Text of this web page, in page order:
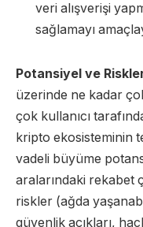
veri alışverişi
sağlamayı
Potansiyel ve
üzerinde ne kadar
çok kullanıcı
kripto ekosisteminin
vadeli büyüme
aralarındaki rekabet
riskler (ağda
güvenlik açıkları,